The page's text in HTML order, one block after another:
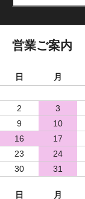
営業ご案内
日
月
2
3
9
10
16
17
23
24
30
31
日
月